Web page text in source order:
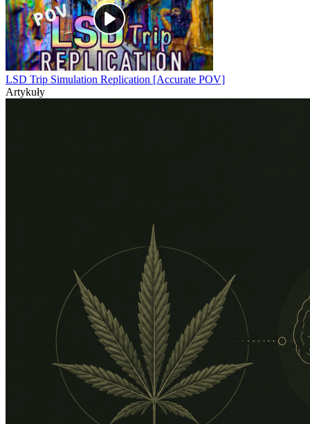
LSD Trip Simulation Replication [Accurate POV]
Artykuły